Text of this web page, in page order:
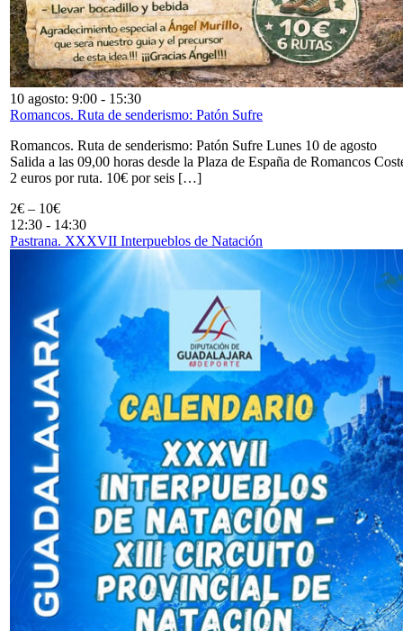
10 agosto: 9:00 - 15:30
Romancos. Ruta de senderismo: Patón Sufre
Romancos. Ruta de senderismo: Patón Sufre Lunes 10 de agosto
Salida a las 09,00 horas desde la Plaza de España de Romancos
2 euros por ruta. 10€ por seis […]
2€ – 10€
12:30 - 14:30
Pastrana. XXXVII Interpueblos de Natación